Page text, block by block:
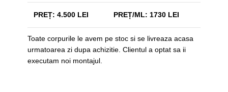
PREȚ: 4.500 LEI PREȚ/ML: 1730 LEI
Toate corpurile le avem pe stoc si se livreaza acasa
urmatoarea zi dupa achizitie. Clientul a optat sa ii
executam noi montajul.